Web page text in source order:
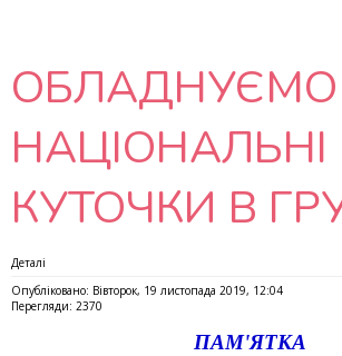
ОБЛАДНУЄМО
НАЦІОНАЛЬНІ
КУТОЧКИ В
Деталі
Опубліковано: Вівторок, 19 листопада 2019, 12:04
Перегляди: 2370
ПАМ'ЯТКА